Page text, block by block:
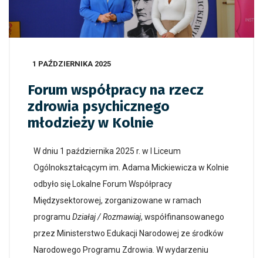
1 PAŹDZIERNIKA 2025
Forum współpracy na rzecz
zdrowia psychicznego
młodzieży w Kolnie
W dniu 1 października 2025 r. w I Liceum
Ogólnokształcącym im. Adama Mickiewicza w Kolnie
odbyło się Lokalne Forum Współpracy
Międzysektorowej, zorganizowane w ramach
programu Działaj / Rozmawiaj, współfinansowanego
przez Ministerstwo Edukacji Narodowej ze środków
Narodowego Programu Zdrowia. W wydarzeniu